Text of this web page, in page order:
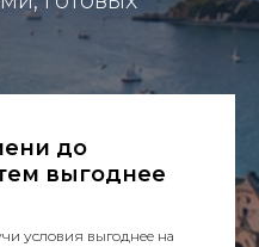
до
выгоднее
условия выгоднее на